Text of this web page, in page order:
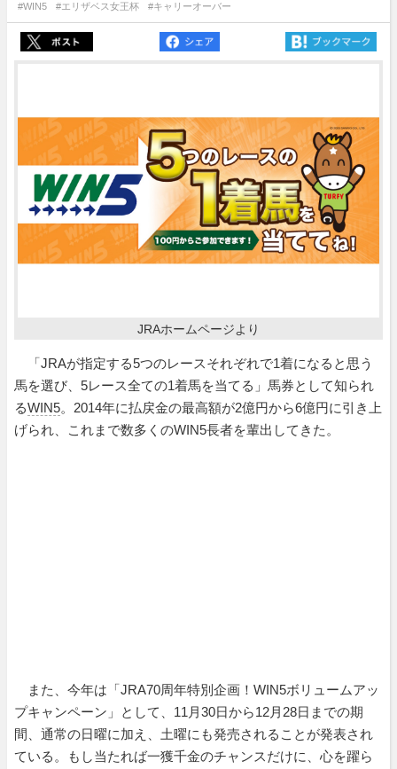
#WIN5 #エリザベス女王杯 #キャリーオーバー
JRAホームページより
「JRAが指定する5つのレースそれぞれで1着になると思う
馬を選び、5レース全ての1着馬を当てる」馬券として知られ
るWIN5。2014年に払戻金の最高額が2億円から6億円に引き上
げられ、これまで数多くのWIN5長者を輩出してきた。
また、今年は「JRA70周年特別企画！WIN5ボリュームアッ
プキャンペーン」として、11月30日から12月28日までの期
間、通常の日曜に加え、土曜にも発売されることが発表され
ている。もし当たれば一獲千金のチャンスだけに、心を躍ら